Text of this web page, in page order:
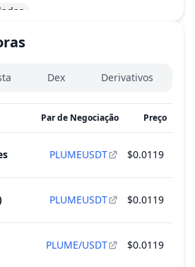
239.65 M PLUME - 2.40% do
do M.Cap
de 239.65 M PLUME - 2.40% do
do M.Cap
de 239.65 M PLUME - 2.40% do
)
Dex Derivativos
Par de Negociação Preço
PLUMEUSDT $0.0119
PLUMEUSDT $0.0119
PLUME/USDT $0.0119